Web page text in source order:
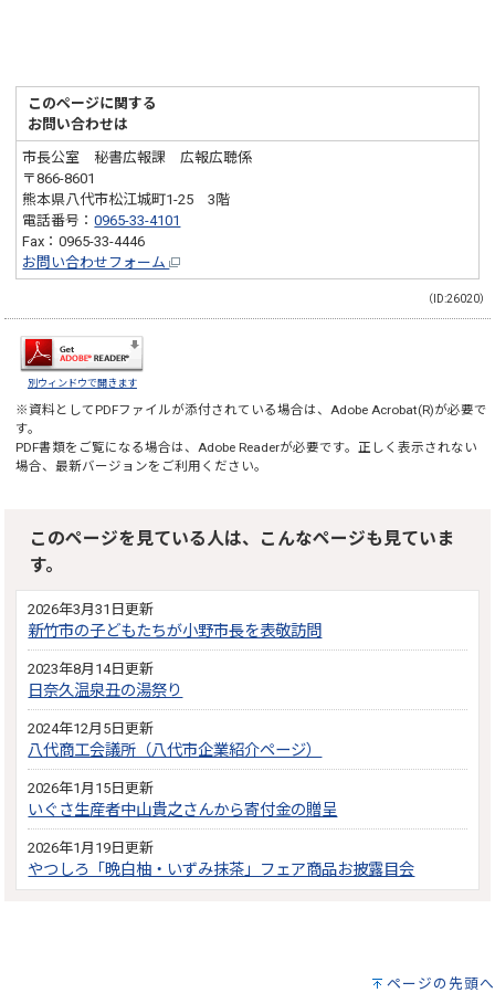
このページに関する
お問い合わせは
市長公室 秘書広報課 広報広聴係
〒866-8601
熊本県八代市松江城町1-25 3階
電話番号：0965-33-4101
Fax：0965-33-4446
お問い合わせフォーム
（ID:26020）
別ウィンドウで開きます
※資料としてPDFファイルが添付されている場合は、 Adobe Acrobat(R)が必要で
す。
PDF書類をご覧になる場合は、 Adobe Readerが必要です。正しく表示されない
場合、最新バージョンをご利用ください。
このページを見ている人は、こんなページも見ていま
す。
2026年3月31日更新
新竹市の子どもたちが小野市長を表敬訪問
2023年8月14日更新
日奈久温泉丑の湯祭り
2024年12月5日更新
八代商工会議所（八代市企業紹介ページ）
2026年1月15日更新
いぐさ生産者中山貴之さんから寄付金の贈呈
2026年1月19日更新
やつしろ「晩白柚・いずみ抹茶」フェア商品お披露目会
ページの先頭へ